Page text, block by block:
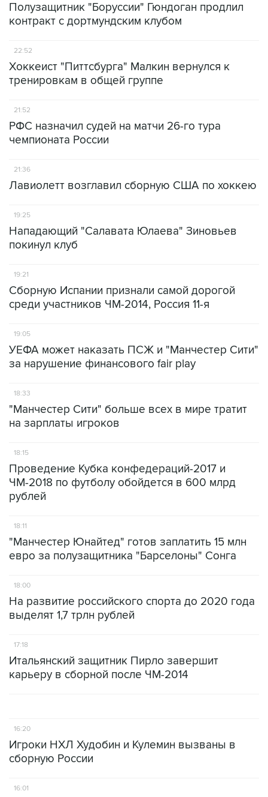
Полузащитник "Боруссии" Гюндоган продлил
контракт с дортмундским клубом
22:52
Хоккеист "Питтсбурга" Малкин вернулся к
тренировкам в общей группе
21:52
РФС назначил судей на матчи 26-го тура
чемпионата России
21:36
Лавиолетт возглавил сборную США по хоккею
19:25
Нападающий "Салавата Юлаева" Зиновьев
покинул клуб
19:21
Сборную Испании признали самой дорогой
среди участников ЧМ-2014, Россия 11-я
19:05
УЕФА может наказать ПСЖ и "Манчестер Сити"
за нарушение финансового fair play
18:33
"Манчестер Сити" больше всех в мире тратит
на зарплаты игроков
18:15
Проведение Кубка конфедераций-2017 и
ЧМ-2018 по футболу обойдется в 600 млрд
рублей
18:11
"Манчестер Юнайтед" готов заплатить 15 млн
евро за полузащитника "Барселоны" Сонга
18:00
На развитие российского спорта до 2020 года
выделят 1,7 трлн рублей
17:18
Итальянский защитник Пирло завершит
карьеру в сборной после ЧМ-2014
16:20
Игроки НХЛ Худобин и Кулемин вызваны в
сборную России
16:01